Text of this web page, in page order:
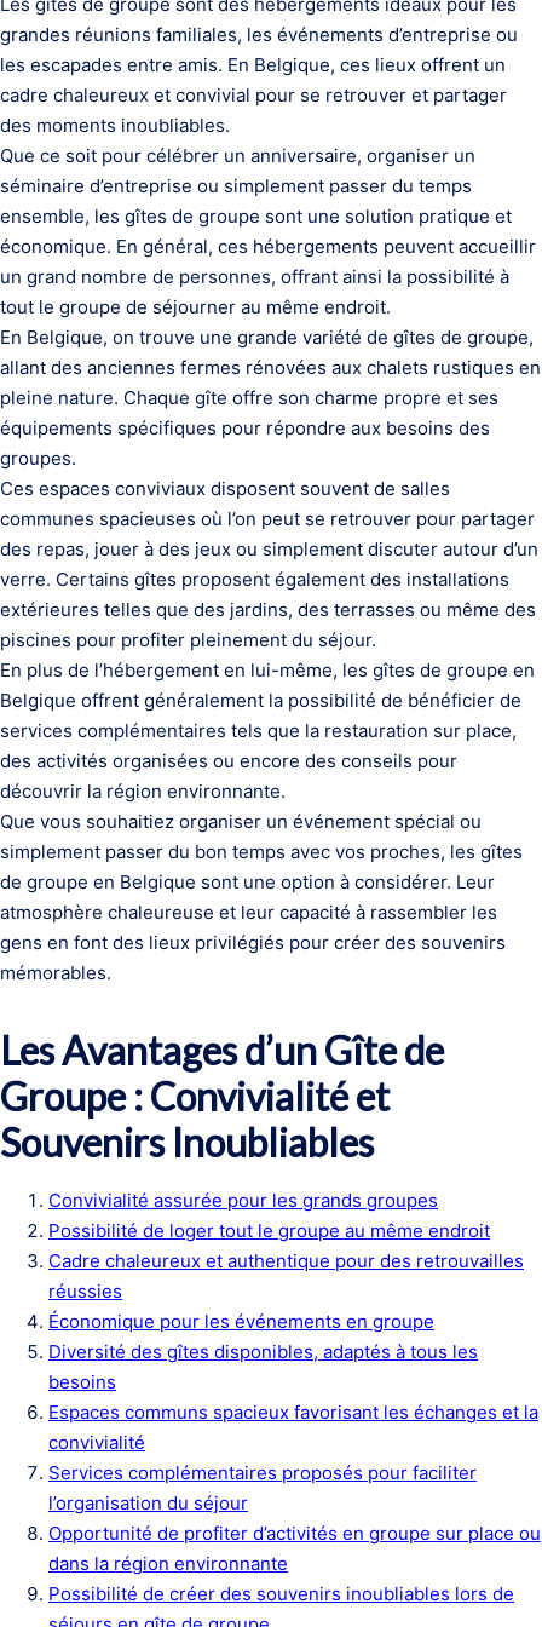
grandes réunions familiales, les événements d’entreprise ou
les escapades entre amis. En Belgique, ces lieux offrent un
cadre chaleureux et convivial pour se retrouver et partager
des moments inoubliables.
Que ce soit pour célébrer un anniversaire, organiser un
séminaire d’entreprise ou simplement passer du temps
ensemble, les gîtes de groupe sont une solution pratique et
économique. En général, ces hébergements peuvent accueillir
un grand nombre de personnes, offrant ainsi la possibilité à
tout le groupe de séjourner au même endroit.
En Belgique, on trouve une grande variété de gîtes de groupe,
allant des anciennes fermes rénovées aux chalets rustiques en
pleine nature. Chaque gîte offre son charme propre et ses
équipements spécifiques pour répondre aux besoins des
groupes.
Ces espaces conviviaux disposent souvent de salles
communes spacieuses où l’on peut se retrouver pour partager
des repas, jouer à des jeux ou simplement discuter autour d’un
verre. Certains gîtes proposent également des installations
extérieures telles que des jardins, des terrasses ou même des
piscines pour profiter pleinement du séjour.
En plus de l’hébergement en lui-même, les gîtes de groupe en
Belgique offrent généralement la possibilité de bénéficier de
services complémentaires tels que la restauration sur place,
des activités organisées ou encore des conseils pour
découvrir la région environnante.
Que vous souhaitiez organiser un événement spécial ou
simplement passer du bon temps avec vos proches, les gîtes
de groupe en Belgique sont une option à considérer. Leur
atmosphère chaleureuse et leur capacité à rassembler les
gens en font des lieux privilégiés pour créer des souvenirs
mémorables.
Les Avantages d’un Gîte de
Groupe : Convivialité et
Souvenirs Inoubliables
Convivialité assurée pour les grands groupes
Possibilité de loger tout le groupe au même endroit
Cadre chaleureux et authentique pour des retrouvailles
réussies
Économique pour les événements en groupe
Diversité des gîtes disponibles, adaptés à tous les
besoins
Espaces communs spacieux favorisant les échanges et la
convivialité
Services complémentaires proposés pour faciliter
l’organisation du séjour
Opportunité de profiter d’activités en groupe sur place ou
dans la région environnante
Possibilité de créer des souvenirs inoubliables lors de